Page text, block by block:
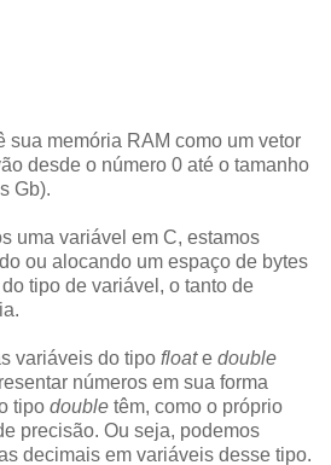
sua memória RAM como um vetor
desde o número 0 até o tamanho
Gb).
uma variável em C, estamos
ou alocando um espaço de bytes
tipo de variável, o tanto de
variáveis do tipo floate double
números em sua forma
tipo double têm, como o próprio
precisão. Ou seja, podemos
decimais em variáveis desse tipo.